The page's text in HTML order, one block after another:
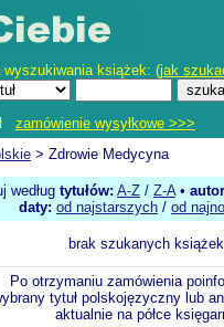
wyszukiwania książek: (jak
zamówienie wysyłkowe >>>
> Zdrowie Medycyna
według tytułów: A-Z / Z-A•
daty: od najstarszych / od
brak szukanych książek
Po otrzymaniu zamówienia
tytuł polskojęzyczny lub
aktualnie na półce